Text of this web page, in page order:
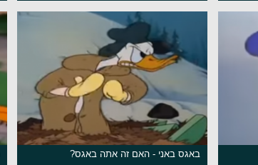
באגס באני - האם זה אתה באגס?